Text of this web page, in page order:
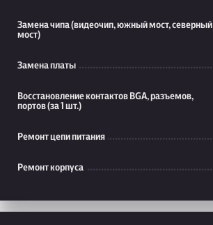
Замена чипа (видеочип, южный мост, северный
мост)
Замена платы
Восстановление контактов BGA, разъемов,
портов (за 1 шт.)
Ремонт цепи питания
Ремонт корпуса